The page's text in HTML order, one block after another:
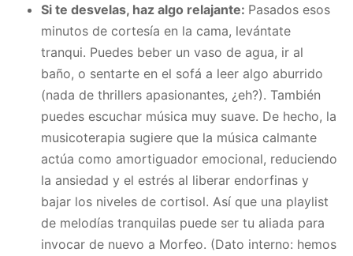
Si te desvelas, haz algo relajante: Pasados esos
minutos de cortesía en la cama, levántate
tranqui. Puedes beber un vaso de agua, ir al
baño, o sentarte en el sofá a leer algo aburrido
(nada de thrillers apasionantes, ¿eh?). También
puedes escuchar música muy suave. De hecho, la
musicoterapia sugiere que la música calmante
actúa como amortiguador emocional, reduciendo
la ansiedad y el estrés al liberar endorfinas y
bajar los niveles de cortisol. Así que una playlist
de melodías tranquilas puede ser tu aliada para
invocar de nuevo a Morfeo. (Dato interno: hemos